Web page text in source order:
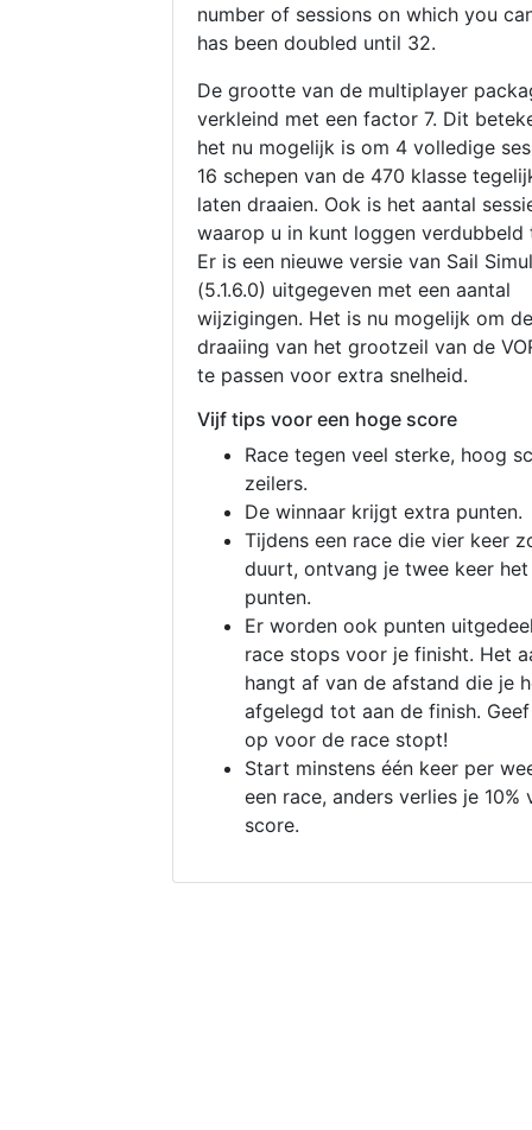
number of sessions on which you
has been doubled until 32.
De grootte van de multiplayer
verkleind met een factor 7. Dit
het nu mogelijk is om 4 volledige
16 schepen van de 470 klasse
laten draaien. Ook is het aantal
waarop u in kunt loggen verdubbeld
Er is een nieuwe versie van Sail
(5.1.6.0) uitgegeven met een aantal
wijzigingen. Het is nu mogelijk om de
draaiing van het grootzeil van de
te passen voor extra snelheid.
Vijf tips voor een hoge score
Race tegen veel sterke, hoog
zeilers.
De winnaar krijgt extra punten.
Tijdens een race die vier keer
duurt, ontvang je twee keer
punten.
Er worden ook punten
race stops voor je finisht. Het
hangt af van de afstand die je
afgelegd tot aan de finish.
op voor de race stopt!
Start minstens één keer per
een race, anders verlies je 10%
score.